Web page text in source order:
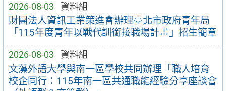
2026-08-03 資料組
財團法人資訊工業策進會辦理臺北市政府青年局
「115年度青年以戰代訓銜接職場計畫」招生簡章
2026-08-03 資料組
文藻外語大學與南一區學校共同辦理「職人培育
校企同行：115年南一區共通職能經驗分享座談會